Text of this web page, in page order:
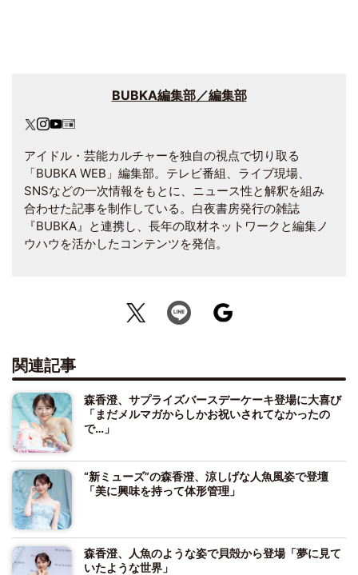
BUBKA編集部／編集部
アイドル・芸能カルチャーを独自の視点で切り取る
「BUBKA WEB」編集部。テレビ番組、ライブ現場、
SNSなどの一次情報をもとに、ニュース性と解釈を組み
合わせた記事を制作している。白夜書房発行の雑誌
『BUBKA』と連携し、長年の取材ネットワークと編集ノ
ウハウを活かしたコンテンツを発信。
関連記事
森香澄、サプライズバースデーケーキ登場に大喜び
「まだメルマガからしかお祝いされてなかったの
で…」
“新ミューズ”の森香澄、涼しげな人魚風姿で登壇
「美に興味を持って体形管理」
森香澄、人魚のような姿で貝殻から登場「夢に見て
いたような世界」